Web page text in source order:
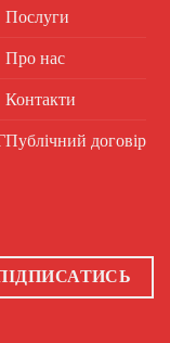
Послуги
Про нас
Контакти
Публічний договір